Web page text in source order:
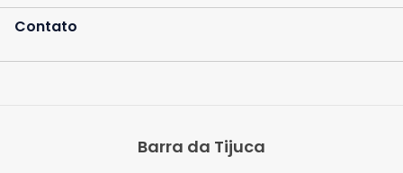
Contato
Barra da Tijuca